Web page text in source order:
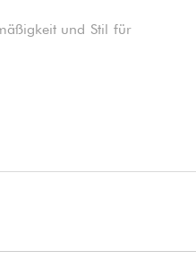
und Stil für